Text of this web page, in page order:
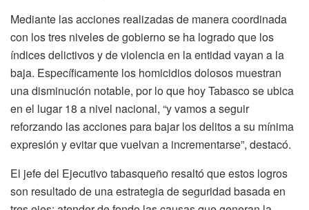
Mediante las acciones realizadas de manera coordinada
con los tres niveles de gobierno se ha logrado que los
índices delictivos y de violencia en la entidad vayan a la
baja. Específicamente los homicidios dolosos muestran
una disminución notable, por lo que hoy Tabasco se ubica
en el lugar 18 a nivel nacional, “y vamos a seguir
reforzando las acciones para bajar los delitos a su mínima
expresión y evitar que vuelvan a incrementarse”, destacó.
El jefe del Ejecutivo tabasqueño resaltó que estos logros
son resultado de una estrategia de seguridad basada en